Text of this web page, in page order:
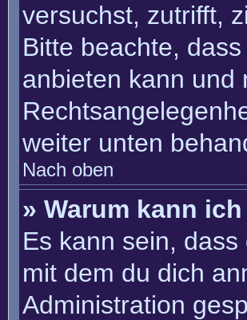
versuchst, zutrifft,
Bitte beachte,
anbieten kann und
weiter unten
Nach oben
» Warum kann
Es kann sein,
mit dem du dich
Administration